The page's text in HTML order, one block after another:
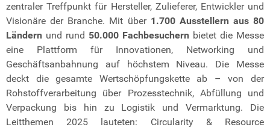
zentraler Treffpunkt für Hersteller, Zulieferer, Entwickler und
Visionäre der Branche. Mit über 1.700 Ausstellern aus 80
Ländern und rund 50.000 Fachbesuchern bietet die Messe
eine Plattform für Innovationen, Networking und
Geschäftsanbahnung auf höchstem Niveau. Die Messe
deckt die gesamte Wertschöpfungskette ab – von der
Rohstoffverarbeitung über Prozesstechnik, Abfüllung und
Verpackung bis hin zu Logistik und Vermarktung. Die
Leitthemen 2025 lauteten: Circularity & Resource